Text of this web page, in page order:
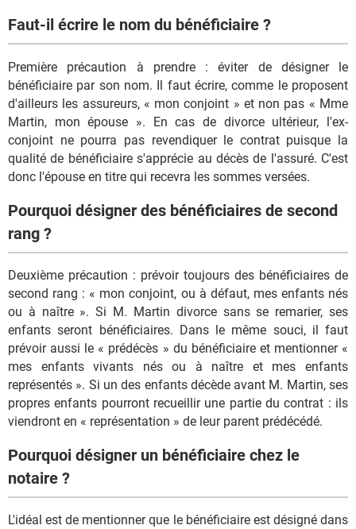
Faut-il écrire le nom du bénéficiaire ?
Première précaution à prendre : éviter de désigner le
bénéficiaire par son nom. Il faut écrire, comme le proposent
d'ailleurs les assureurs, « mon conjoint » et non pas « Mme
Martin, mon épouse ». En cas de divorce ultérieur, l'ex-
conjoint ne pourra pas revendiquer le contrat puisque la
qualité de bénéficiaire s'apprécie au décès de l'assuré. C'est
donc l'épouse en titre qui recevra les sommes versées.
Pourquoi désigner des bénéficiaires de second
rang ?
Deuxième précaution : prévoir toujours des bénéficiaires de
second rang : « mon conjoint, ou à défaut, mes enfants nés
ou à naître ». Si M. Martin divorce sans se remarier, ses
enfants seront bénéficiaires. Dans le même souci, il faut
prévoir aussi le « prédécès » du bénéficiaire et mentionner «
mes enfants vivants nés ou à naître et mes enfants
représentés ». Si un des enfants décède avant M. Martin, ses
propres enfants pourront recueillir une partie du contrat : ils
viendront en « représentation » de leur parent prédécédé.
Pourquoi désigner un bénéficiaire chez le
notaire ?
L'idéal est de mentionner que le bénéficiaire est désigné dans